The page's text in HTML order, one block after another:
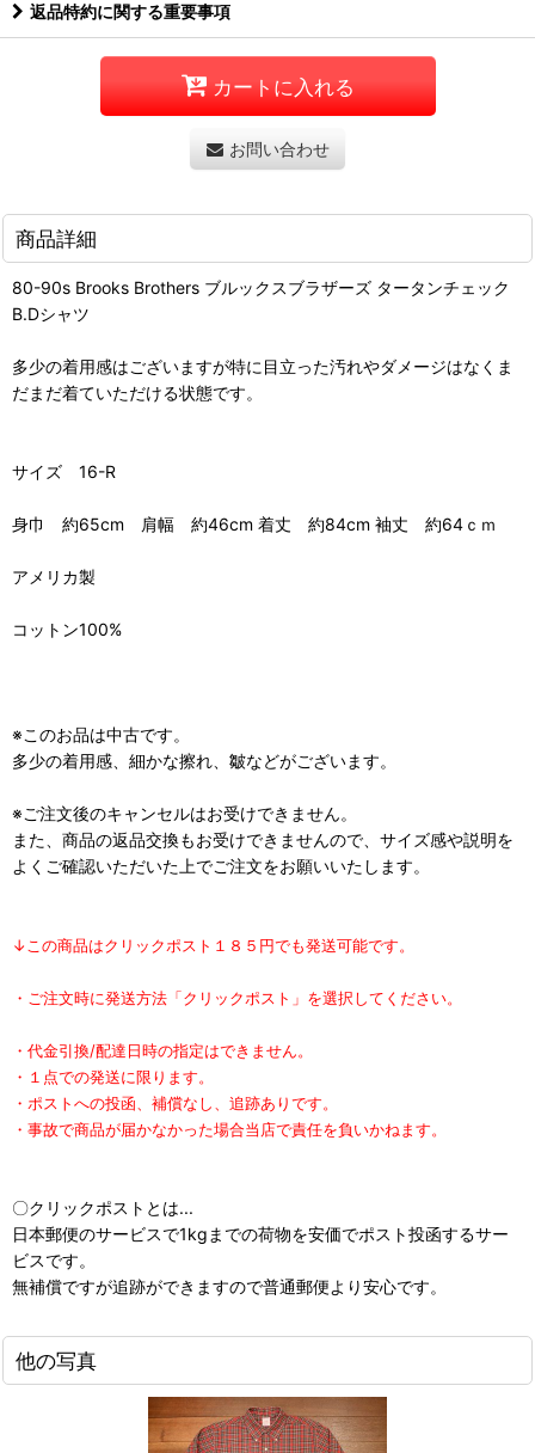
返品特約に関する重要事項
カートに入れる
お問い合わせ
商品詳細
80-90s Brooks Brothers ブルックスブラザーズ タータンチェック
B.Dシャツ
多少の着用感はございますが特に目立った汚れやダメージはなくま
だまだ着ていただける状態です。
サイズ 16-R
身巾 約65cm 肩幅 約46cm 着丈 約84cm 袖丈 約64ｃｍ
アメリカ製
コットン100%
※このお品は中古です。
多少の着用感、細かな擦れ、皺などがございます。
※ご注文後のキャンセルはお受けできません。
また、商品の返品交換もお受けできませんので、サイズ感や説明を
よくご確認いただいた上でご注文をお願いいたします。
↓この商品はクリックポスト１８５円でも発送可能です。
・ご注文時に発送方法「クリックポスト」を選択してください。
・代金引換/配達日時の指定はできません。
・１点での発送に限ります。
・ポストへの投函、補償なし、追跡ありです。
・事故で商品が届かなかった場合当店で責任を負いかねます。
〇クリックポストとは...
日本郵便のサービスで1kgまでの荷物を安価でポスト投函するサー
ビスです。
無補償ですが追跡ができますので普通郵便より安心です。
他の写真